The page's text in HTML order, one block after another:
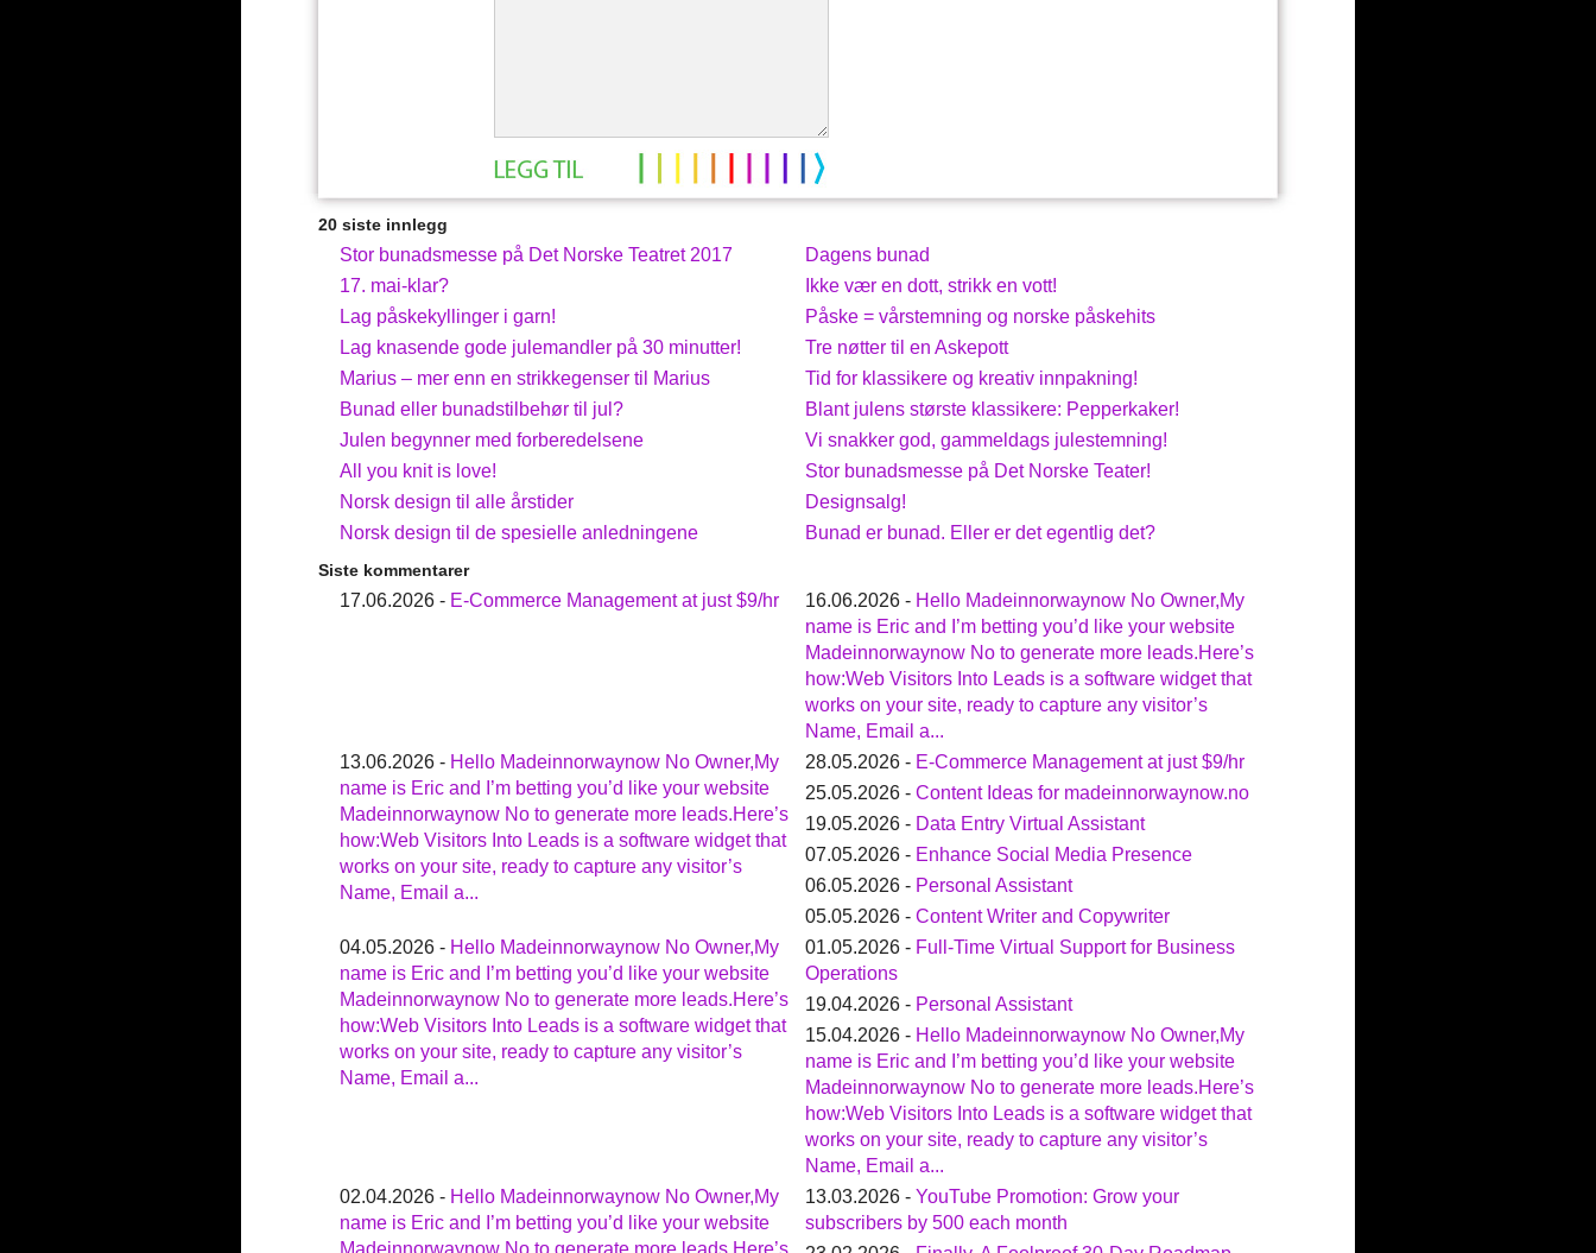
20 siste innlegg
Stor bunadsmesse på Det Norske Teatret 2017
Dagens bunad
17. mai-klar?
Ikke vær en dott, strikk en vott!
Lag påskekyllinger i garn!
Påske = vårstemning og norske påskehits
Lag knasende gode julemandler på 30 minutter!
Tre nøtter til en Askepott
Marius – mer enn en strikkegenser til Marius
Tid for klassikere og kreativ innpakning!
Bunad eller bunadstilbehør til jul?
Blant julens største klassikere: Pepperkaker!
Julen begynner med forberedelsene
Vi snakker god, gammeldags julestemning!
All you knit is love!
Stor bunadsmesse på Det Norske Teater!
Norsk design til alle årstider
Designsalg!
Norsk design til de spesielle anledningene
Bunad er bunad. Eller er det egentlig det?
Siste kommentarer
17.06.2026 - E-Commerce Management at just $9/hr 16.06.2026 - Hello Madeinnorwaynow No Owner,My
name is Eric and I’m betting you’d like your website
Madeinnorwaynow No to generate more leads.Here’s
how:Web Visitors Into Leads is a software widget that
works on your site, ready to capture any visitor’s
Name, Email a...
13.06.2026 - Hello Madeinnorwaynow No Owner,My
name is Eric and I’m betting you’d like your website
Madeinnorwaynow No to generate more leads.Here’s
how:Web Visitors Into Leads is a software widget that
works on your site, ready to capture any visitor’s
Name, Email a...
28.05.2026 - E-Commerce Management at just $9/hr
25.05.2026 -Content Ideas for madeinnorwaynow.no
19.05.2026 - Data Entry Virtual Assistant
07.05.2026 - Enhance Social Media Presence
06.05.2026 - Personal Assistant
05.05.2026 -Content Writer and Copywriter
04.05.2026 - Hello Madeinnorwaynow No Owner,My
name is Eric and I’m betting you’d like your website
Madeinnorwaynow No to generate more leads.Here’s
how:Web Visitors Into Leads is a software widget that
works on your site, ready to capture any visitor’s
Name, Email a...
01.05.2026 - Full-Time Virtual Support for Business
Operations
19.04.2026 - Personal Assistant
15.04.2026 - Hello Madeinnorwaynow No Owner,My
name is Eric and I’m betting you’d like your website
Madeinnorwaynow No to generate more leads.Here’s
how:Web Visitors Into Leads is a software widget that
works on your site, ready to capture any visitor’s
Name, Email a...
02.04.2026 - Hello Madeinnorwaynow No Owner,My
name is Eric and I’m betting you’d like your website
Madeinnorwaynow No to generate more leads.Here’s
13.03.2026 -YouTube Promotion: Grow your
subscribers by 500 each month